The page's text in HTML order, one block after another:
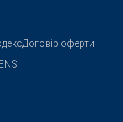
Договір оферти